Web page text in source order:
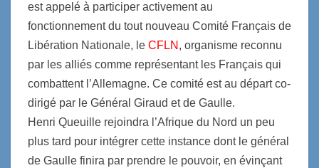
est appelé à participer activement au
fonctionnement du tout nouveau Comité Français de
Libération Nationale, le CFLN , organisme reconnu
par les alliés comme représentant les Français qui
combattent l’Allemagne. Ce comité est au départ co-
dirigé par le Général Giraud et de Gaulle.
Henri Queuille rejoindra l’Afrique du Nord un peu
plus tard pour intégrer cette instance dont le général
de Gaulle finira par prendre le pouvoir, en évinçant